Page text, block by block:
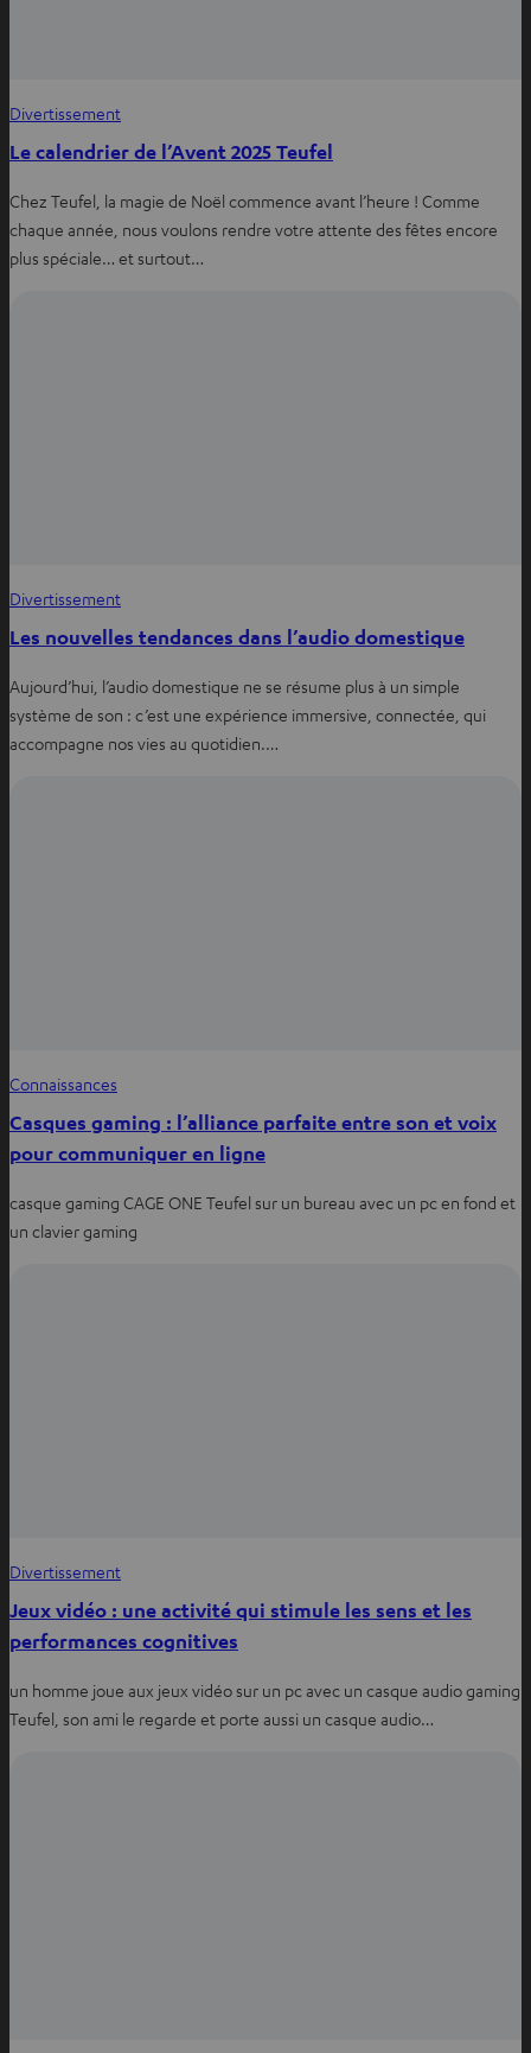
Divertissement
Le calendrier de l’Avent 2025 Teufel
Chez Teufel, la magie de Noël commence avant l’heure ! Comme
chaque année, nous voulons rendre votre attente des fêtes encore
plus spéciale… et surtout…
Divertissement
Les nouvelles tendances dans l’audio domestique
Aujourd’hui, l’audio domestique ne se résume plus à un simple
système de son : c’est une expérience immersive, connectée, qui
accompagne nos vies au quotidien.…
Connaissances
Casques gaming : l’alliance parfaite entre son et voix
pour communiquer en ligne
casque gaming CAGE ONE Teufel sur un bureau avec un pc en fond et
un clavier gaming
Divertissement
Jeux vidéo : une activité qui stimule les sens et les
performances cognitives
un homme joue aux jeux vidéo sur un pc avec un casque audio gaming
Teufel, son ami le regarde et porte aussi un casque audio…